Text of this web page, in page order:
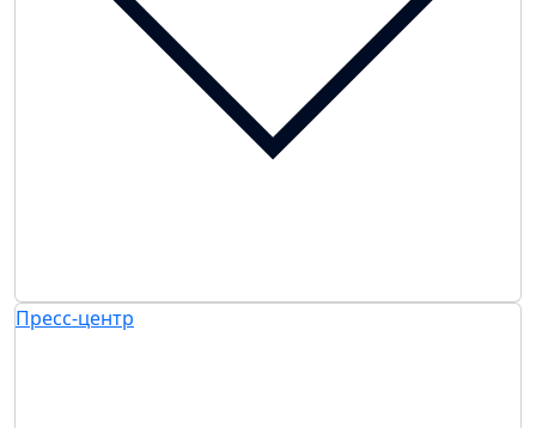
Пресс-центр